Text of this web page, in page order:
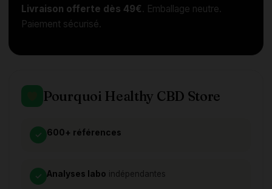
Livraison offerte dès 49€. Emballage neutre.
Paiement sécurisé.
Pourquoi Healthy CBD Store
✓ 600+ références
✓ Analyses labo indépendantes